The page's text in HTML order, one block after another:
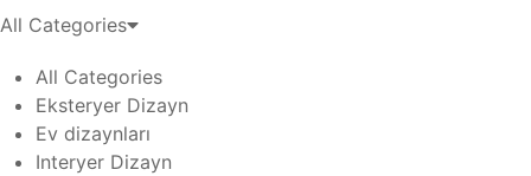
All Categories
All Categories
Eksteryer Dizayn
Ev dizaynları
Interyer Dizayn